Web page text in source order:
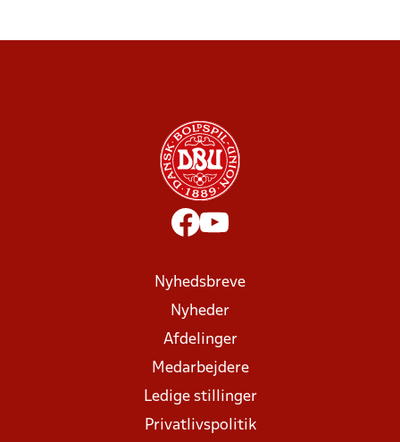
Nyhedsbreve
Nyheder
Afdelinger
Medarbejdere
Ledige stillinger
Privatlivspolitik